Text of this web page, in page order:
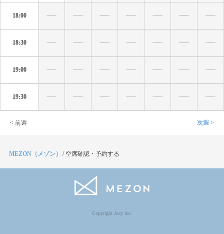
18:00
18:30
19:00
19:30
< 前週 次週 >
MEZON（メゾン） / 空席確認・予約する
Copyright Jocy inc.